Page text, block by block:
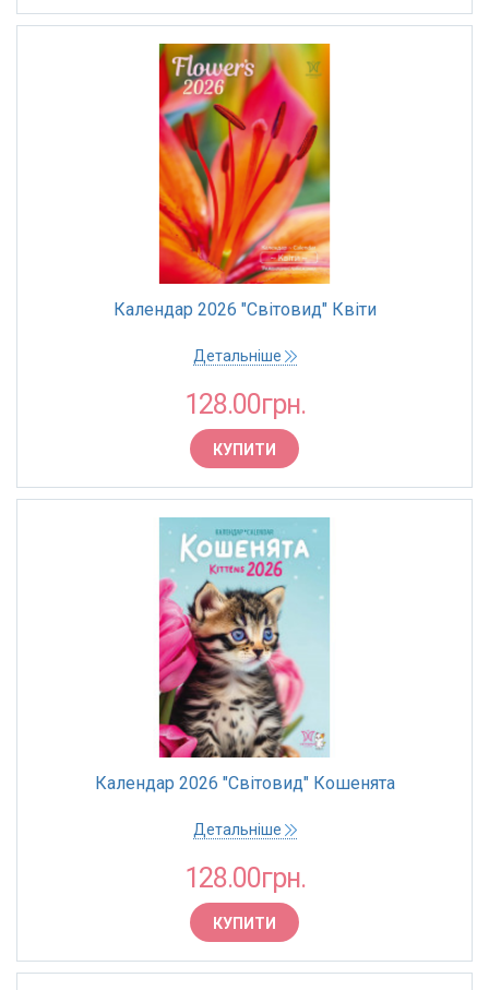
Календар 2026 "Світовид" Квіти
Детальніше
128.00грн.
КУПИТИ
Календар 2026 "Світовид" Кошенята
Детальніше
128.00грн.
КУПИТИ